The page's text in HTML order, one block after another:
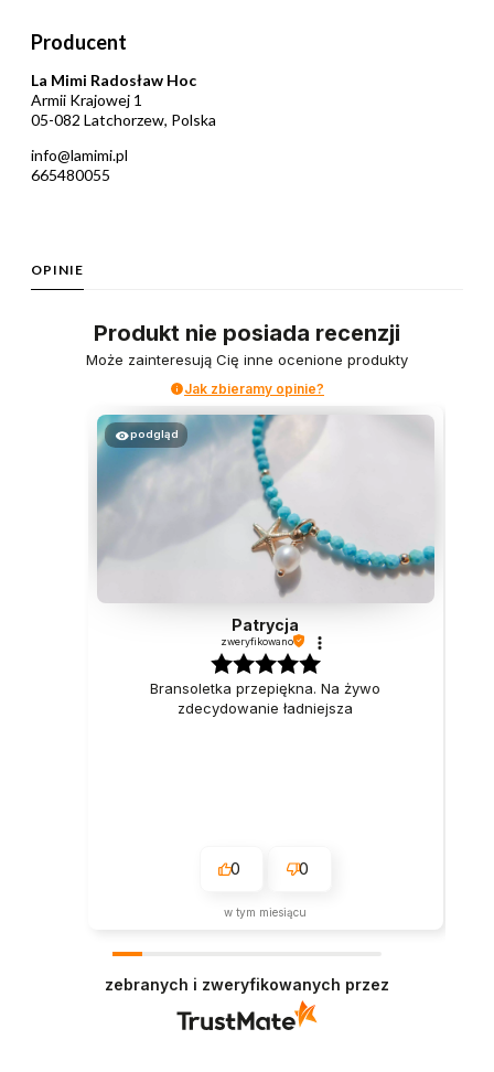
Producent
La Mimi Radosław Hoc
Armii Krajowej 1
05-082 Latchorzew, Polska
info@lamimi.pl
665480055
OPINIE
Produkt nie posiada recenzji
Może zainteresują Cię inne ocenione produkty
Jak zbieramy opinie?
podgląd
Patrycja
zweryfikowano
Bransoletka przepiękna. Na żywo
zdecydowanie ładniejsza
0 0
w tym miesiącu
zebranych i zweryfikowanych przez